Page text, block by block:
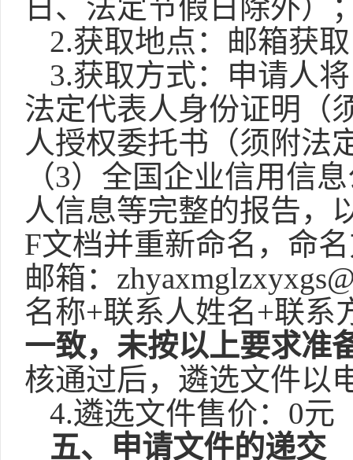
日、法定节假日除外）
2.获取地点：邮箱获
3.获取方式：申请人
法定代表人身份证明（
人授权委托书（须附法
（3）全国企业信用信
人信息等完整的报告，
F文档并重新命名，命
邮箱：
名称+联系人姓名+联系
一致，未按以上要求准
核通过后，遴选文件以
4.遴选文件售价： 0元
五、申请文件的递交